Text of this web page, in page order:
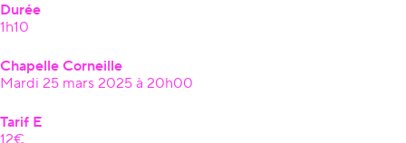
Durée
1h10
Chapelle Corneille
Mardi 25 mars 2025 à 20h00
Tarif E
12€